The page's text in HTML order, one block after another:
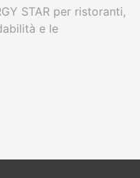
STAR per ristoranti,
e le